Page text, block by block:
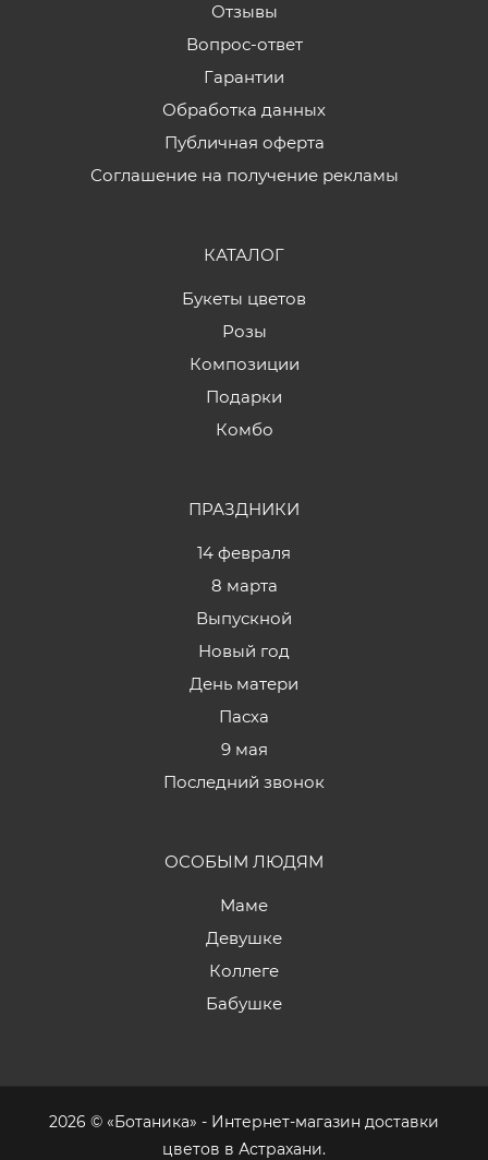
Отзывы
Вопрос-ответ
Гарантии
Обработка данных
Публичная оферта
Соглашение на получение рекламы
КАТАЛОГ
Букеты цветов
Розы
Композиции
Подарки
Комбо
ПРАЗДНИКИ
14 февраля
8 марта
Выпускной
Новый год
День матери
Пасха
9 мая
Последний звонок
ОСОБЫМ ЛЮДЯМ
Маме
Девушке
Коллеге
Бабушке
2026 © «Ботаника» - Интернет-магазин доставки
цветов в Астрахани.